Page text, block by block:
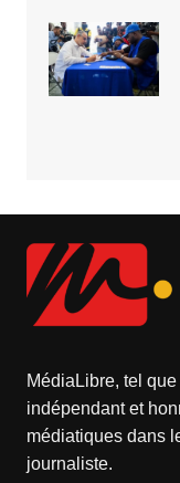
MédiaLibre, tel
indépendant et
médiatiques dans
journaliste.